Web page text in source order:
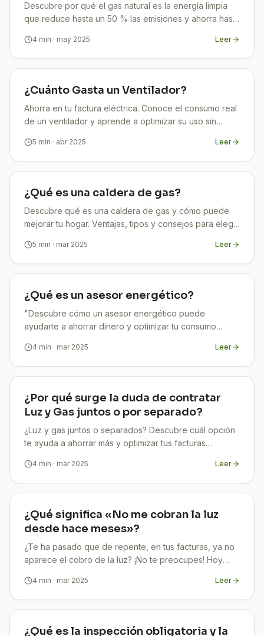
Descubre por qué el gas natural es la energía limpia
que reduce hasta un 50 % las emisiones y ahorra hasta
4 min · may 2025 Leer
¿Cuánto Gasta un Ventilador?
Ahorra en tu factura eléctrica. Conoce el consumo real
de un ventilador y aprende a optimizar su uso sin
5 min · abr 2025 Leer
¿Qué es una caldera de gas?
Descubre qué es una caldera de gas y cómo puede
mejorar tu hogar. Ventajas, tipos y consejos para elegir
5 min · mar 2025 Leer
¿Qué es un asesor energético?
"Descubre cómo un asesor energético puede
ayudarte a ahorrar dinero y optimizar tu consumo
4 min · mar 2025 Leer
¿Por qué surge la duda de contratar
Luz y Gas juntos o por separado?
¿Luz y gas juntos o separados? Descubre cuál opción
te ayuda a ahorrar más y optimizar tus facturas
4 min · mar 2025 Leer
¿Qué significa «No me cobran la luz
desde hace meses»?
¿Te ha pasado que de repente, en tus facturas, ya no
aparece el cobro de la luz? ¡No te preocupes! Hoy
4 min · mar 2025 Leer
¿Qué es la inspección obligatoria y la